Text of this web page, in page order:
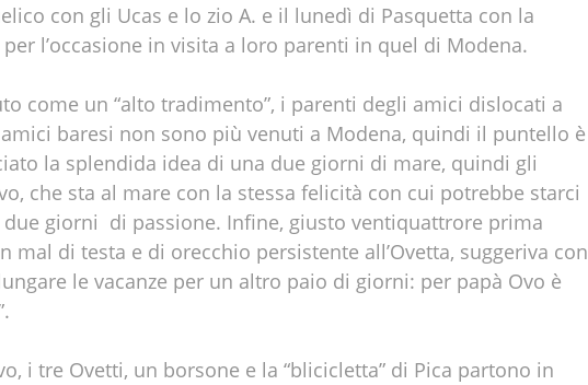
con gli Ucas e lo zio A. e il lunedì di Pasquetta con la
l’occasione in visita a loro parenti in quel di Modena.
come un “alto tradimento”, i parenti degli amici dislocati a
baresi non sono più venuti a Modena, quindi il puntello è
la splendida idea di una due giorni di mare, quindi gli
che sta al mare con la stessa felicità con cui potrebbe starci
giorni di passione. Infine, giusto ventiquattrore prima
mal di testa e di orecchio persistente all’Ovetta, suggeriva con
le vacanze per un altro paio di giorni: per papà Ovo è
i tre Ovetti, un borsone e la “blicicletta” di Pica partono in